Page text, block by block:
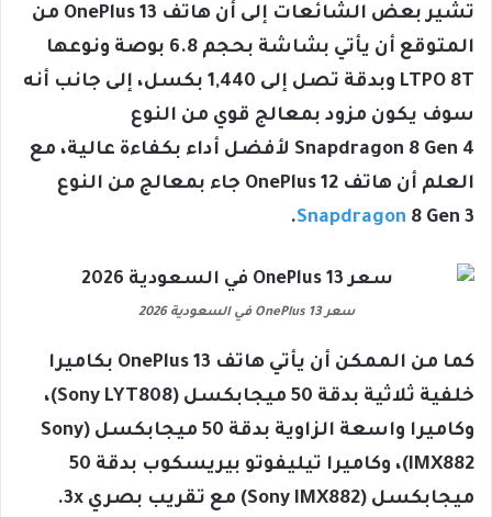
تشير بعض الشائعات إلى أن هاتف 13 OnePlus من
المتوقع أن يأتي بشاشة بحجم 6.8 بوصة ونوعها
LTPO 8T وبدقة تصل إلى 1,440 بكسل، إلى جانب أنه
سوف يكون مزود بمعالج قوي من النوع
Snapdragon 8 Gen 4 لأفضل أداء بكفاءة عالية، مع
العلم أن هاتف OnePlus 12 جاء بمعالج من النوع
Snapdragon 8 Gen 3.
سعر OnePlus 13 في السعودية 2026
كما من الممكن أن يأتي هاتف OnePlus 13 بكاميرا
خلفية ثلاثية بدقة 50 ميجابكسل (Sony LYT808)،
وكاميرا واسعة الزاوية بدقة 50 ميجابكسل (Sony
IMX882)، وكاميرا تيليفوتو بيريسكوب بدقة 50
ميجابكسل (Sony IMX882) مع تقريب بصري 3x.